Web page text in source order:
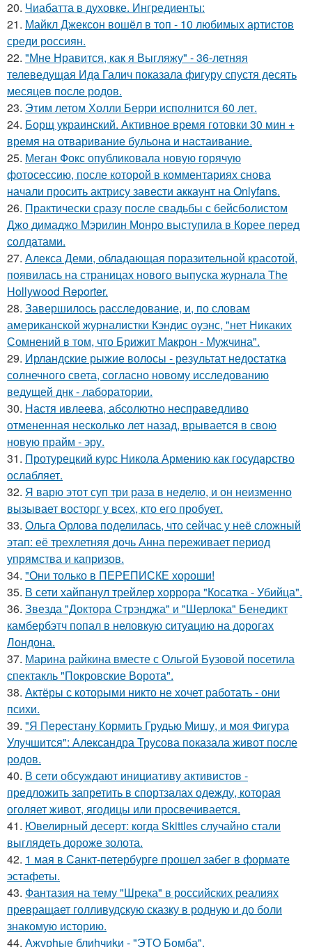
20. Чиабатта в духовке. Ингредиенты:
21. Майкл Джексон вошёл в топ - 10 любимых артистов
среди россиян.
22. "Мне Нравится, как я Выгляжу" - 36-летняя
телеведущая Ида Галич показала фигуру спустя десять
месяцев после родов.
23. Этим летом Холли Берри исполнится 60 лет.
24. Борщ украинский. Активное время готовки 30 мин +
время на отваривание бульона и настаивание.
25. Меган Фокс опубликовала новую горячую
фотосессию, после которой в комментариях снова
начали просить актрису завести аккаунт на Onlyfans.
26. Практически сразу после свадьбы с бейсболистом
Джо димаджо Мэрилин Монро выступила в Корее перед
солдатами.
27. Алекса Деми, обладающая поразительной красотой,
появилась на страницах нового выпуска журнала The
Hollywood Reporter.
28. Завершилось расследование, и, по словам
американской журналистки Кэндис оуэнс, "нет Никаких
Сомнений в том, что Брижит Макрон - Мужчина".
29. Ирландские рыжие волосы - результат недостатка
солнечного света, согласно новому исследованию
ведущей днк - лаборатории.
30. Настя ивлеева, абсолютно несправедливо
отмененная несколько лет назад, врывается в свою
новую прайм - эру.
31. Протурецкий курс Никола Армению как государство
ослабляет.
32. Я варю этот суп три раза в неделю, и он неизменно
вызывает восторг у всех, кто его пробует.
33. Ольга Орлова поделилась, что сейчас у неё сложный
этап: её трехлетняя дочь Анна переживает период
упрямства и капризов.
34. "Они только в ПЕРЕПИСКЕ хороши!
35. В сети хайпанул трейлер хоррора "Косатка - Убийца".
36. Звезда "Доктора Стрэнджа" и "Шерлока" Бенедикт
камбербэтч попал в неловкую ситуацию на дорогах
Лондона.
37. Марина райкина вместе с Ольгой Бузовой посетила
спектакль "Покровские Ворота".
38. Актёры с которыми никто не хочет работать - они
психи.
39. "Я Перестану Кормить Грудью Мишу, и моя Фигура
Улучшится": Александра Трусова показала живот после
родов.
40. В сети обсуждают инициативу активистов -
предложить запретить в спортзалах одежду, которая
оголяет живот, ягодицы или просвечивается.
41. Ювелирный десерт: когда Skittles случайно стали
выглядеть дороже золота.
42. 1 мая в Санкт-петербурге прошел забег в формате
эстафеты.
43. Фантазия на тему "Шрека" в российских реалиях
превращает голливудскую сказку в родную и до боли
знакомую историю.
44. Ажурhые блиhчиkи - "ЭТO Бомба".